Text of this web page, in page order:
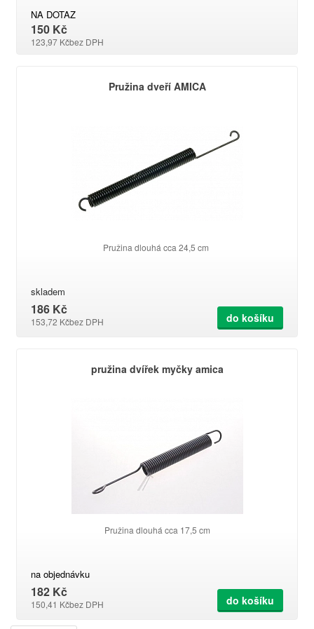
NA DOTAZ
150 Kč
123,97 Kčbez DPH
Pružina dveří AMICA
Pružina dlouhá cca 24,5 cm
skladem
186 Kč
153,72 Kčbez DPH do košíku
pružina dvířek myčky amica
Pružina dlouhá cca 17,5 cm
na objednávku
182 Kč
150,41 Kčbez DPH do košíku